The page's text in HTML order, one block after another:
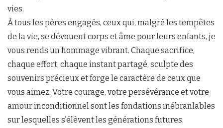
vies.
À tous les pères engagés, ceux qui, malgré les tempêtes
de la vie, se dévouent corps et âme pour leurs enfants, je
vous rends un hommage vibrant. Chaque sacrifice,
chaque effort, chaque instant partagé, sculpte des
souvenirs précieux et forge le caractère de ceux que
vous aimez. Votre courage, votre persévérance et votre
amour inconditionnel sont les fondations inébranlables
sur lesquelles s’élèvent les générations futures.